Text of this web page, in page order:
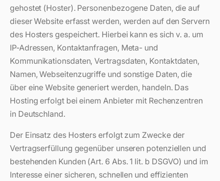
gehostet (Hoster). Personenbezogene Daten, die auf
dieser Website erfasst werden, werden auf den Servern
des Hosters gespeichert. Hierbei kann es sich v. a. um
IP-Adressen, Kontaktanfragen, Meta- und
Kommunikationsdaten, Vertragsdaten, Kontaktdaten,
Namen, Webseitenzugriffe und sonstige Daten, die
über eine Website generiert werden, handeln. Das
Hosting erfolgt bei einem Anbieter mit Rechenzentren
in Deutschland.
Der Einsatz des Hosters erfolgt zum Zwecke der
Vertragserfüllung gegenüber unseren potenziellen und
bestehenden Kunden (Art. 6 Abs. 1 lit. b DSGVO) und im
Interesse einer sicheren, schnellen und effizienten